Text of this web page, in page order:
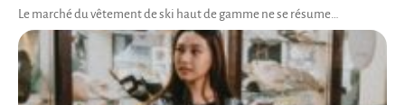
Le marché du vêtement de ski haut de gamme ne se résume